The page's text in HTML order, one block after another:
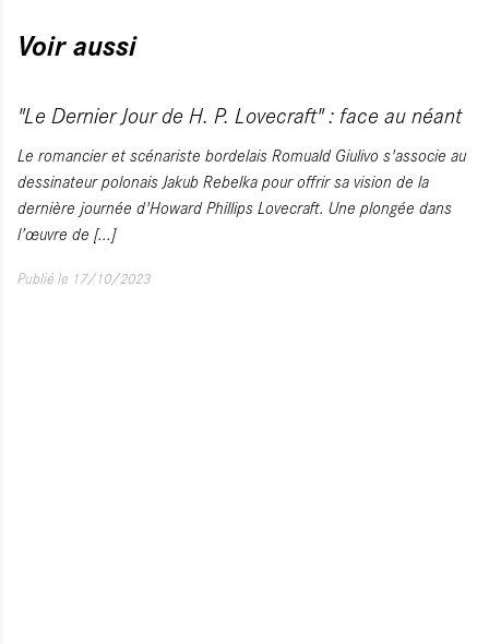
Voir aussi
"Le Dernier Jour de H. P. Lovecraft" : face au néant
Le romancier et scénariste bordelais Romuald Giulivo s'associe au
dessinateur polonais Jakub Rebelka pour offrir sa vision de la
dernière journée d'Howard Phillips Lovecraft. Une plongée dans
l’œuvre de [...]
Publié le 17/10/2023